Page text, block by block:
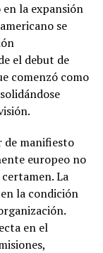
en la expansión
se
el debut de
comenzó como
de manifiesto
europeo no
La
la condición
en el